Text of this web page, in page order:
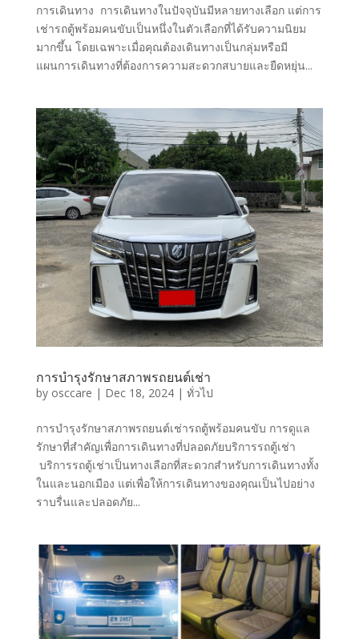
การเดินทาง การเดินทางในปัจจุบันมีหลายทางเลือก แต่การ
เช่ารถตู้พร้อมคนขับเป็นหนึ่งในตัวเลือกที่ได้รับความนิยม
มากขึ้น โดยเฉพาะเมื่อคุณต้องเดินทางเป็นกลุ่มหรือมี
แผนการเดินทางที่ต้องการความสะดวกสบายและยืดหยุ่น...
การบำรุงรักษาสภาพรถยนต์เช่า
by osccare | Dec 18, 2024| ทั่วไป
การบำรุงรักษาสภาพรถยนต์เช่ารถตู้พร้อมคนขับ การดูแล
รักษาที่สำคัญเพื่อการเดินทางที่ปลอดภัยบริการรถตู้เช่า
บริการรถตู้เช่าเป็นทางเลือกที่สะดวกสำหรับการเดินทางทั้ง
ในและนอกเมือง แต่เพื่อให้การเดินทางของคุณเป็นไปอย่าง
ราบรื่นและปลอดภัย...